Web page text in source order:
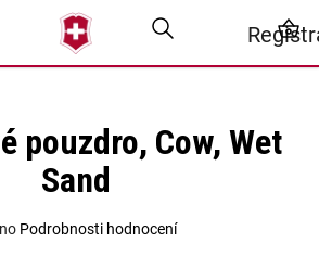
pouzdro, Cow, Wet
Sand
Podrobnosti hodnocení